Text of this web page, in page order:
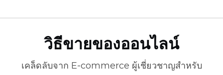
วิธีขายของออนไลน์
เคล็ดลับจาก E-commerce ผู้เชี่ยวชาญสำหรับ